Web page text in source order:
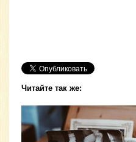
Читайте так же: